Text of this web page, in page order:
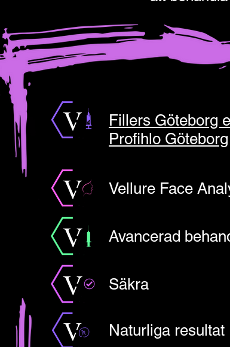
Vellure Face
Avancerad
Säkra
Naturliga resultat
Fillers Göteborg
Profihlo Göteborg